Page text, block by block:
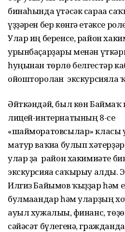
бинаһында үтәсәк сараға
үҙҙәрен бер көнгә етәксе
Улар иң беренсе, район
урынбаҫарҙары менән
һуңынан төрлө белгестәр
ойошторолған экскурсияла
Әйткәндәй, был көн Баймаҡ
лицей-интернатының 8-се
«шайморатовсылар» класы
матур ваҡиға булып
улар ҙа район хакимиәте
экскурсияға саҡырыу
Илгиз Байымов ҡыҙҙар һәм
булмағандар һәм уларҙың
ауыл хужалығы, финанс,
сәйәсәт бүлегенә,